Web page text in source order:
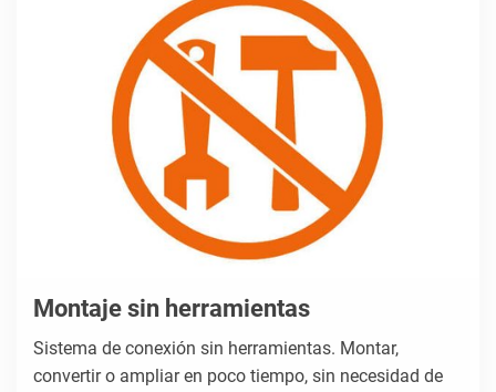
Montaje sin herramientas
Sistema de conexión sin herramientas. Montar,
convertir o ampliar en poco tiempo, sin necesidad de